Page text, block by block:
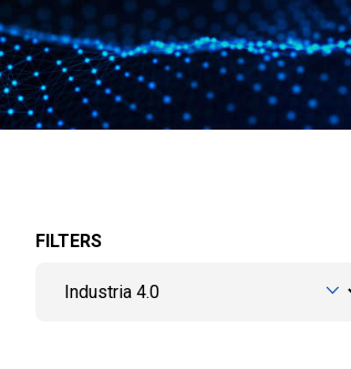
FILTERS